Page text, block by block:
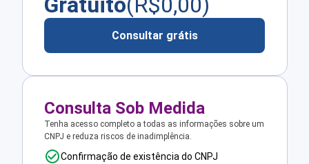
Consultar grátis
Consulta Sob Medida
Tenha acesso completo a todas as informações sobre um
CNPJ e reduza riscos de inadimplência.
Confirmação de existência do CNPJ